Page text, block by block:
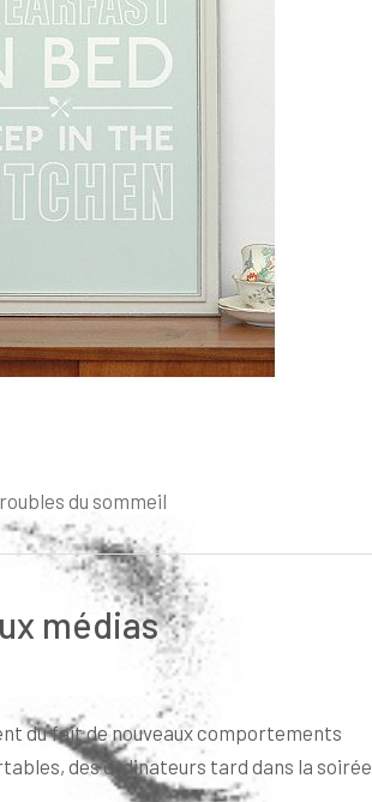
du sommeil
médias
du fait de nouveaux comportements
des ordinateurs tard dans la soirée